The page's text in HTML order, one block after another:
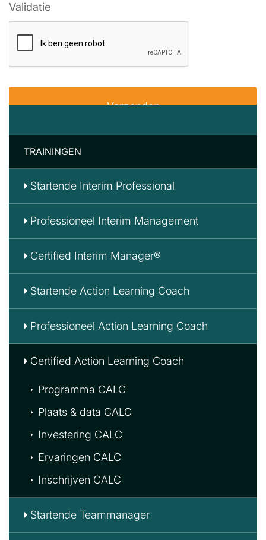
Validatie
TRAININGEN
Startende Interim Professional
Professioneel Interim Management
Certified Interim Manager®
Startende Action Learning Coach
Professioneel Action Learning Coach
Certified Action Learning Coach
Programma CALC
Plaats & data CALC
Investering CALC
Ervaringen CALC
Inschrijven CALC
Startende Teammanager